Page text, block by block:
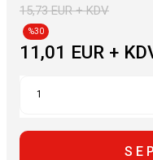
15,73 EUR + KDV
%30
11,01 EUR +